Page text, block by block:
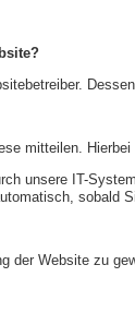
mitteilen.
unsere IT-
sobald
der Website zu